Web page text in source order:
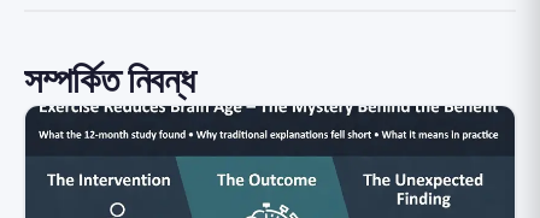
সম্পর্কিত নিবন্ধ